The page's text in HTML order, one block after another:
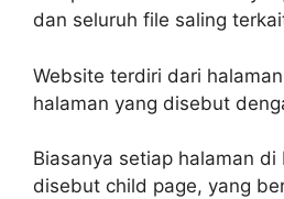
dan seluruh file saling
Website terdiri dari
halaman yang disebut
Biasanya setiap halaman
disebut child page, yang